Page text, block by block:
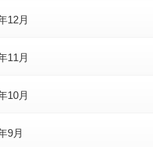
12月
11月
10月
9月